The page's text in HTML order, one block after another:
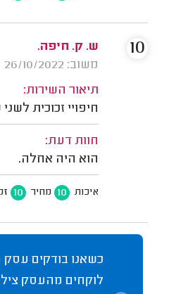
ש. ק. חיפה.
משוב: 26/10/2022
תיאור השירות:
חיפויי זכוכית
חוות דעת:
הוא היה אחלה.
איכות 10 מחיר 10
10
כשאנו בודקים עסק
לוקחים מהעסק